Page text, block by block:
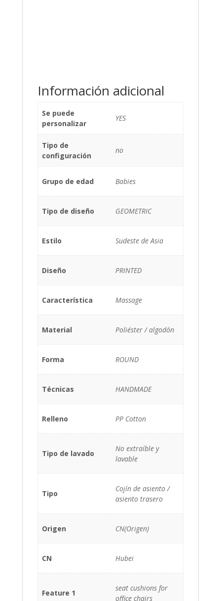
Información adicional
Se puede
personalizar
YES
Tipo de
configuración
no
Grupo de edad Babies
Tipo de diseño GEOMETRIC
Estilo Sudeste de Asia
Diseño PRINTED
Característica Massage
Material Poliéster / algodón
Forma ROUND
Técnicas HANDMADE
Relleno PP Cotton
Tipo de lavado
No extraíble y
lavable
Tipo
Cojín de asiento /
asiento trasero
Origen CN(Origen)
CN Hubei
Feature 1
seat cushions for
office chairs